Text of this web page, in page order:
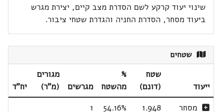
שינוי יעוד קרקע לשם הסדרת מצב קיים, יצירת מגרש
ביעוד מסחר, הסדרת החניה והגדרת שטחי ציבור.
שטחים
ייעוד
שטח
(דונם)
%
מהשטח
מגרשים
מגורים
(מ"ר)
יח"ד
מסחר
1.948
54.16%
1